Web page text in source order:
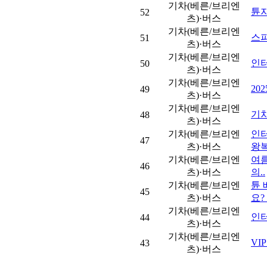
52
기차(베른/브리엔
츠)·버스
튠
51
기차(베른/브리엔
츠)·버스
스
50
기차(베른/브리엔
츠)·버스
인
49
기차(베른/브리엔
츠)·버스
48
기차(베른/브리엔
츠)·버스
기
47
기차(베른/브리엔
츠)·버스
인
왕
46
기차(베른/브리엔
츠)·버스
여
의..
45
기차(베른/브리엔
츠)·버스
튠
요
44
기차(베른/브리엔
츠)·버스
인
43
기차(베른/브리엔
츠)·버스